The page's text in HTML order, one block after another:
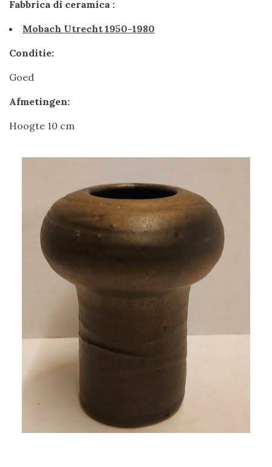
Fabbrica di ceramica :
Mobach Utrecht 1950-1980
Conditie:
Goed
Afmetingen:
Hoogte 10 cm